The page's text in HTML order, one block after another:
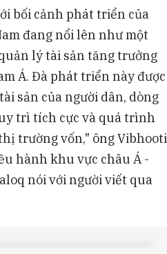
bối cảnh phát triển của
đang nổi lên như một
lý tài sản tăng trưởng
Á. Đà phát triển này được
sản của người dân, dòng
trì tích cực và quá trình
trường vốn," ông Vibhooti
hành khu vực châu Á -
nói với người viết qua